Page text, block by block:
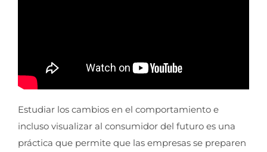
Estudiar los cambios en el comportamiento e
incluso visualizar al consumidor del futuro es una
práctica que permite que las empresas se preparen